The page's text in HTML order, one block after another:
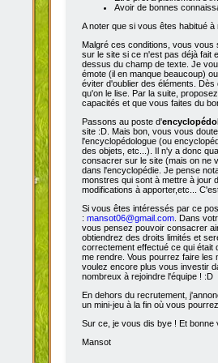
Avoir de bonnes
A noter que si vous êtes habitué
Malgré ces conditions, vous
sur le site si ce n'est pas déjà fait
dessus du champ de texte. Je
émote (il en manque beaucoup)
éviter d'oublier des éléments.
qu'on le lise. Par la suite,
capacités et que vous faites du
Passons au poste d'
site :D. Mais bon, vous vous
l'encyclopédologue (ou
des objets, etc...). Il n'y a donc
consacrer sur le site (mais on ne
dans l'encyclopédie. Je pense
monstres qui sont à mettre à jour
modifications à apporter,etc...
Si vous êtes intéressés par ce
: mansot06@gmail.com . Dans
vous pensez pouvoir consacrer
obtiendrez des droits limités et
correctement effectué ce qui
me rendre. Vous pourrez faire les
voulez encore plus vous investir
nombreux à rejoindre l'équipe ! :D
En dehors du recrutement,
un mini-jeu à la fin où vous
Sur ce, je vous dis bye ! Et bonne
Mansot